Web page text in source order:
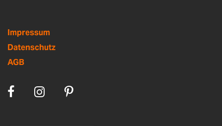
Impressum
Datenschutz
AGB